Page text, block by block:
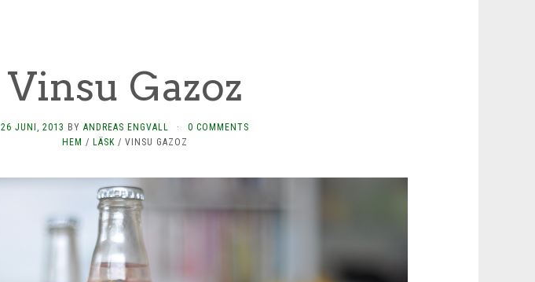
Vinsu Gazoz
26 JUNI, 2013 BY ANDREAS ENGVALL ·
0 COMMENTS
HEM / LÄSK / VINSU GAZOZ